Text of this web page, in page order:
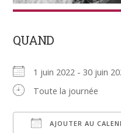
QUAND
1 juin 2022 - 30 juin
Toute la journée
AJOUTER AU